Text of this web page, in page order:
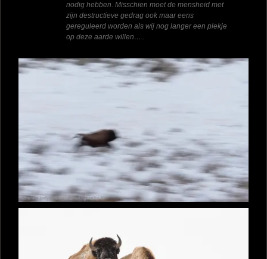
nodig hebben. Misschien moet de mensheid met
zijn destructieve gedrag ook maar eens
gereguleerd worden als wij nog langer een plekje
op deze aarde willen…..